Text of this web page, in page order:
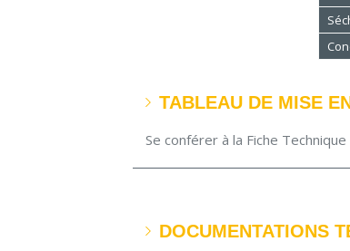
TABLEAU DE MISE
Se conférer à la Fiche
DOCUMENTATIONS